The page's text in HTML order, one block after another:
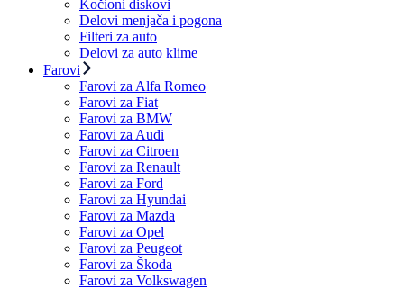
Kočioni diskovi
Delovi menjača i pogona
Filteri za auto
Delovi za auto klime
Farovi
Farovi za Alfa Romeo
Farovi za Fiat
Farovi za BMW
Farovi za Audi
Farovi za Citroen
Farovi za Renault
Farovi za Ford
Farovi za Hyundai
Farovi za Mazda
Farovi za Opel
Farovi za Peugeot
Farovi za Škoda
Farovi za Volkswagen